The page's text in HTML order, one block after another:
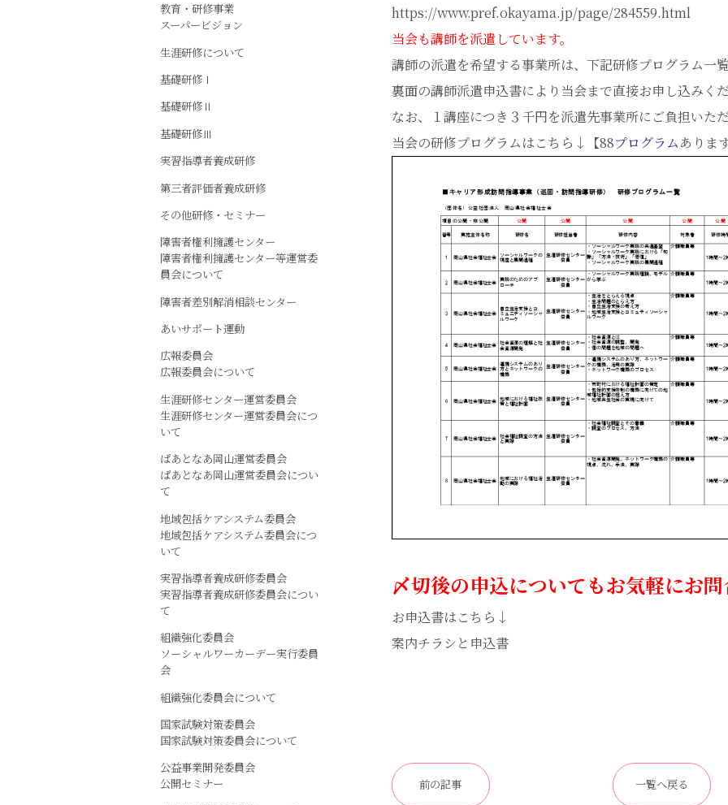
https://www.pref.okayama.jp/page/284559.html
当会も講師を派遣しています。
講師の派遣を希望する事業所は、下記研修プログラム一
裏面の講師派遣申込書により当会まで直接お申し込みく
なお、１講座につき３千円を派遣先事業所にご負担いた
当会の研修プログラムはこちら↓【88プログラムありま
〆切後の申込についてもお気軽にお
お申込書はこちら↓
案内チラシと申込書
前の記事 一覧へ戻る
教育・研修事業
スーパービジョン
生涯研修について
基礎研修Ⅰ
基礎研修Ⅱ
基礎研修Ⅲ
実習指導者養成研修
第三者評価者養成研修
その他研修・セミナー
障害者権利擁護センター
障害者権利擁護センター等運営委
員会について
障害者差別解消相談センター
あいサポート運動
広報委員会
広報委員会について
生涯研修センター運営委員会
生涯研修センター運営委員会につ
いて
ぱあとなあ岡山運営委員会
ぱあとなあ岡山運営委員会につい
て
地域包括ケアシステム委員会
地域包括ケアシステム委員会につ
いて
実習指導者養成研修委員会
実習指導者養成研修委員会につい
て
組織強化委員会
ソーシャルワーカーデー実行委員
会
組織強化委員会について
国家試験対策委員会
国家試験対策委員会について
公益事業開発委員会
公開セミナー